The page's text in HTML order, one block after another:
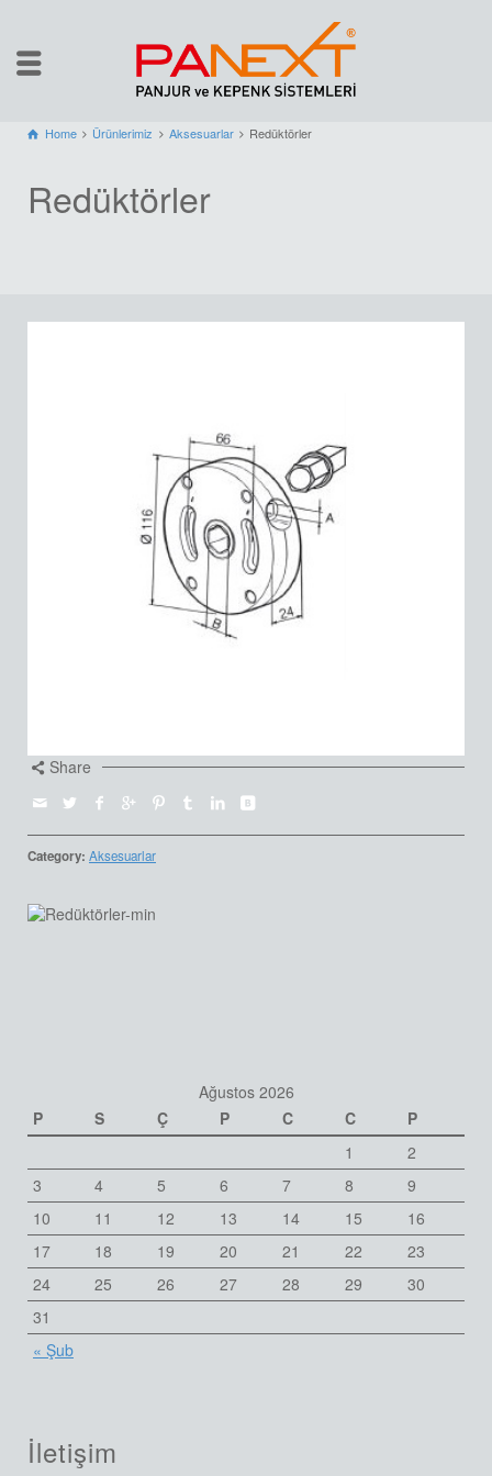
Home Ürünlerimiz Aksesuarlar Redüktörler
Redüktörler
Share
Category: Aksesuarlar
Ağustos 2026
P
S Ç P C C P
« Şub
1
2
3
4 5 6 7 8
9
10
11 12 13 14 15
16
17
18 19 20 21 22
23
24
25 26 27 28 29
30
31
İletişim